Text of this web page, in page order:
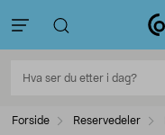
Forside Reservedeler